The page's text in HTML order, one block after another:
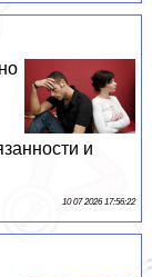
и
10 07 2026 17:56:22